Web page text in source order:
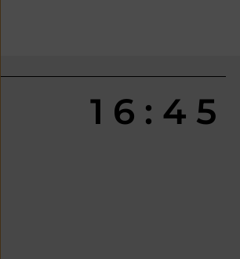
16:45